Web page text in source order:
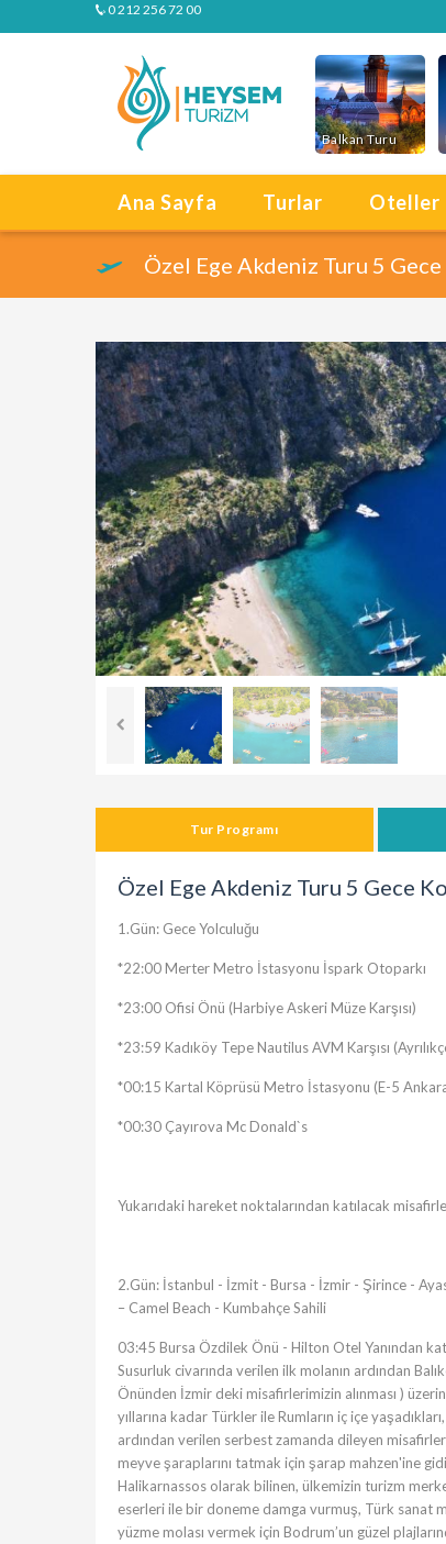
0 212 256 72 00
Balkan Turu
Ana Sayfa Turlar Oteller
Özel Ege Akdeniz Turu 5
Tur Programı
Özel Ege Akdeniz Turu 5 Gece
1.Gün: Gece Yolculuğu
*22:00 Merter Metro İstasyonu İspark Otoparkı
*23:00 Ofisi Önü (Harbiye Askeri Müze Karşısı)
*23:59 Kadıköy Tepe Nautilus AVM Karşısı
*00:15 Kartal Köprüsü Metro İstasyonu (E-5
*00:30 Çayırova Mc Donald`s
Yukarıdaki hareket noktalarından katılacak
2.Gün: İstanbul - İzmit - Bursa - İzmir - Şirince -
– Camel Beach - Kumbahçe Sahili
03:45 Bursa Özdilek Önü - Hilton Otel Yanından
Susurluk civarında verilen ilk molanın ardından
Önünden İzmir deki misafirlerimizin alınması )
yıllarına kadar Türkler ile Rumların iç içe
ardından verilen serbest zamanda dileyen
meyve şaraplarını tatmak için şarap mahzen'ine
Halikarnassos olarak bilinen, ülkemizin turizm
eserleri ile bir doneme damga vurmuş, Türk sanat
yüzme molası vermek için Bodrum’un güzel